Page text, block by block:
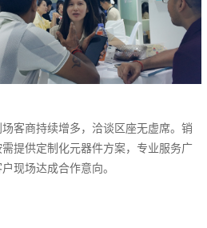
客商持续增多，洽谈区座无虚席。销
提供定制化元器件方案，专业服务广
现场达成合作意向。